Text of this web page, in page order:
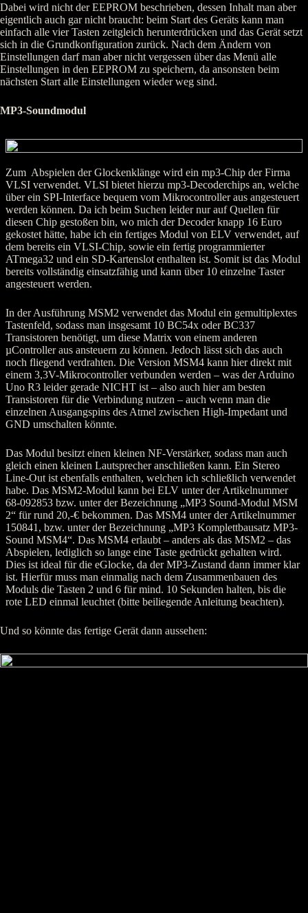
Dabei wird nicht der EEPROM beschrieben, dessen Inhalt man aber
eigentlich auch gar nicht braucht: beim Start des Geräts kann man
einfach alle vier Tasten zeitgleich herunterdrücken und das Gerät setzt
sich in die Grundkonfiguration zurück. Nach dem Ändern von
Einstellungen darf man aber nicht vergessen über das Menü alle
Einstellungen in den EEPROM zu speichern, da ansonsten beim
nächsten Start alle Einstellungen wieder weg sind.
MP3-Soundmodul
Zum Abspielen der Glockenklänge wird ein mp3-Chip der Firma
VLSI verwendet. VLSI bietet hierzu mp3-Decoderchips an, welche
über ein SPI-Interface bequem vom Mikrocontroller aus angesteuert
werden können. Da ich beim Suchen leider nur auf Quellen für
diesen Chip gestoßen bin, wo mich der Decoder knapp 16 Euro
gekostet hätte, habe ich ein fertiges Modul von ELV verwendet, auf
dem bereits ein VLSI-Chip, sowie ein fertig programmierter
ATmega32 und ein SD-Kartenslot enthalten ist. Somit ist das Modul
bereits vollständig einsatzfähig und kann über 10 einzelne Taster
angesteuert werden.
In der Ausführung MSM2 verwendet das Modul ein gemultiplextes
Tastenfeld, sodass man insgesamt 10 BC54x oder BC337
Transistoren benötigt, um diese Matrix von einem anderen
µController aus ansteuern zu können. Jedoch lässt sich das auch
noch fliegend verdrahten. Die Version MSM4 kann hier direkt mit
einem 3,3V-Mikrocontroller verbunden werden – was der Arduino
Uno R3 leider gerade NICHT ist – also auch hier am besten
Transistoren für die Verbindung nutzen – auch wenn man die
einzelnen Ausgangspins des Atmel zwischen High-Impedant und
GND umschalten könnte.
Das Modul besitzt einen kleinen NF-Verstärker, sodass man auch
gleich einen kleinen Lautsprecher anschließen kann. Ein Stereo
Line-Out ist ebenfalls enthalten, welchen ich schließlich verwendet
habe. Das MSM2-Modul kann bei ELV unter der Artikelnummer
68-092853 bzw. unter der Bezeichnung „MP3 Sound-Modul MSM
2“ für rund 20,-€ bekommen. Das MSM4 unter der Artikelnummer
150841, bzw. unter der Bezeichnung „MP3 Komplettbausatz MP3-
Sound MSM4“. Das MSM4 erlaubt – anders als das MSM2 – das
Abspielen, lediglich so lange eine Taste gedrückt gehalten wird.
Dies ist ideal für die eGlocke, da der MP3-Zustand dann immer klar
ist. Hierfür muss man einmalig nach dem Zusammenbauen des
Moduls die Tasten 2 und 6 für mind. 10 Sekunden halten, bis die
rote LED einmal leuchtet (bitte beiliegende Anleitung beachten).
Und so könnte das fertige Gerät dann aussehen: